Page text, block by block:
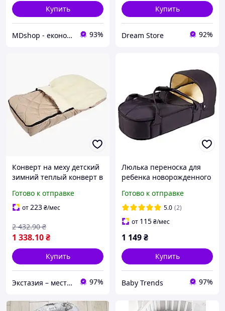
Купить
MDshop - економія поруч 93%
Купить
Dream Store 92%
Конверт на меху детский
зимний теплый конверт в
новорожденных меховой
конверт в люльку ext1
Готово к отправке
от223₴/мес
1 338.10₴
2 432.90 ₴
Купить
Экстазия – место, где рождаются наслаждения 97%
Люлька переноска для
ребенка новорожденного
дном черная Украина
Готово к отправке
5.0 (2)
от 115₴/мес
1 149₴
Купить
Baby Trends 97%